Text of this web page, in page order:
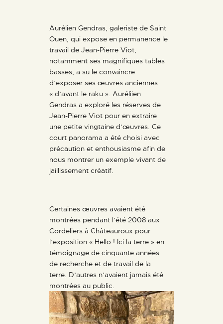
Aurélien Gendras, galeriste de Saint
Ouen, qui expose en permanence le
travail de Jean-Pierre Viot,
notamment ses magnifiques tables
basses, a su le convaincre
d’exposer ses œuvres anciennes
« d’avant le raku ». Auréliien
Gendras a exploré les réserves de
Jean-Pierre Viot pour en extraire
une petite vingtaine d’œuvres. Ce
court panorama a été choisi avec
précaution et enthousiasme afin de
nous montrer un exemple vivant de
jaillissement créatif.
Certaines œuvres avaient été
montrées pendant l’été 2008 aux
Cordeliers à Châteauroux pour
l’exposition « Hello ! Ici la terre » en
témoignage de cinquante années
de recherche et de travail de la
terre. D’autres n’avaient jamais été
montrées au public.